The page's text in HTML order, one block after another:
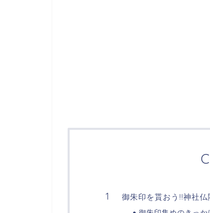
御朱印を貰おう!!神社